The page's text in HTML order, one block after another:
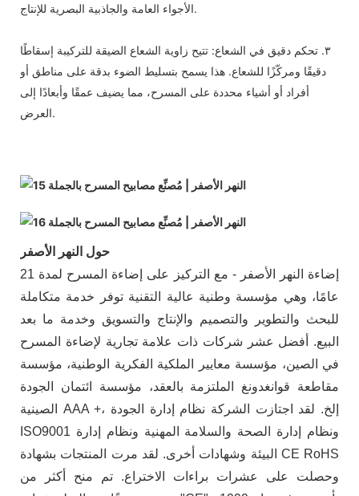
الأجواء العامة والجاذبية البصرية للإنتاج.
٣. تحكم دقيق في الشعاع: تتيح زاوية الشعاع الضيقة للتركيبة إسقاطًا
دقيقًا ومركّزًا للشعاع. هذا يسمح بتسليط الضوء بدقة على مناطق أو
أفراد أو أشياء محددة على المسرح، مما يضيف عمقًا وأبعادًا إلى
العرض.
حول النهر الأصفر
إضاءة النهر الأصفر - مع التركيز على إضاءة المسرح لمدة 21
عامًا، وهي مؤسسة وطنية عالية التقنية توفر خدمة متكاملة
للبحث والتطوير والتصميم والإنتاج والتسويق وخدمة ما بعد
البيع. أفضل عشر شركات ذات علامة تجارية لإضاءة المسرح
في الصين، مؤسسة معايير الملكية الفكرية الوطنية، مؤسسة
مقاطعة قوانغدونغ الملتزمة بالعقد، مؤسسة ائتمان الجودة
الصينية AAA +، إلخ. لقد اجتازت الشركة نظام إدارة الجودة
ISO9001 ونظام إدارة الصحة والسلامة المهنية ونظام إدارة
البيئة وشهادات أخرى. لقد مرت المنتجات بشهادة CE RoHS
وحصلت على عشرات براءات الاختراع. تم منح أكثر من